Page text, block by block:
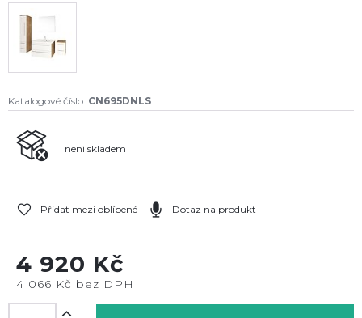
Katalogové číslo: CN695DNLS
není skladem
Přidat mezi oblíbené Dotaz na produkt
4 920 Kč
4 066 Kč bez DPH